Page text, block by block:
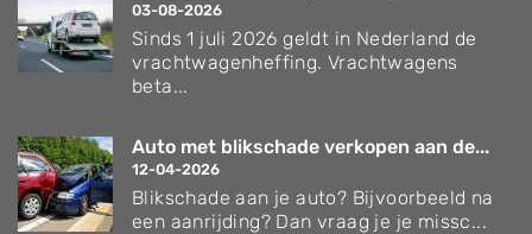
03-08-2026
Sinds 1 juli 2026 geldt in Nederland de
vrachtwagenheffing. Vrachtwagens
beta...
Auto met blikschade verkopen aan de...
12-04-2026
Blikschade aan je auto? Bijvoorbeeld na
een aanrijding? Dan vraag je je missc...